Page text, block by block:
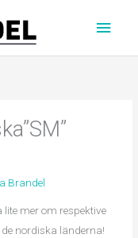
Brandel
mer om respektive
nordiska länderna!